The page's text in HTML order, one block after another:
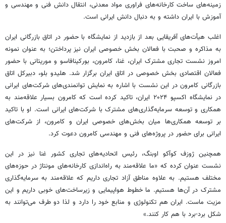
زمینه‌های ساخت کارخانه‌های فراوری مواد معدنی، انتقال دانش فنی و مهندسی و
آموزش با ایران داشته و به دنبال دانش ایرانی است.
اغلب هیأت‌های آفریقایی بعد از بازدید از نمایشگاه با حضور در اتاق بازرگانی ایران
به مذاکره و صحبت با فعالان بخش خصوصی ایران نیز پرداختن؛ به عنوان نمونه
امروز نشست تجاری مشترک ایران، غنا، کامرون، بورکینافاسو و موریتانی با حضور
فعالان اقتصادی بخش خصوصی در اتاق ایران برگزار شد. هلیدو بلو، دبیرکل اتاق
بازرگانی کامرون در این نشست با اشاره به نمایش توانمندی‌های شرکت‌های ایرانی
در نمایشگاه اکسپو ۲۰۲۴ ایران، تاکید کرده است که کامرون بسیار علاقه‌مند به
همکاری و توسعه سرمایه‌گذاری‌های مشترک با شرکت‌های ایرانی است. او با تاکید
بر توسعه همکاری‌ها میان بخش‌های خصوصی ایران و کامرون، از شرکت‌های
ایرانی برای حضور در پروژه‌های فنی و مهندسی کامرون دعوت کرد.
همچنین ژوزف کوآکو اوبنگ، رئیس اتحادیه‌های تجاری کشور غنا نیز در این
نشست عنوان کرده که «ما علاقه‌مند به راه‌اندازی کارخانه‌های مونتاژ در حوزه‌های
مختلف هستیم. به علاوه مناطق آزاد تجاری داریم که علاقه‌مند به سرمایه‌گذاری
مشترک در آن‌ها هستیم. ما خطوط هواپیمایی و زیرساخت‌های خوبی داریم و این
مزیت ماست. ایران هم تکنولوژی و منابع خود را دارد و لذا دو طرف می‌توانند به
شکل برد-برد با هم کار کنند.»